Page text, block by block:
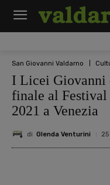
San Giovanni Valdarno
I Licei Giovanni
finale al
2021 a Venezia
di Glenda Venturini